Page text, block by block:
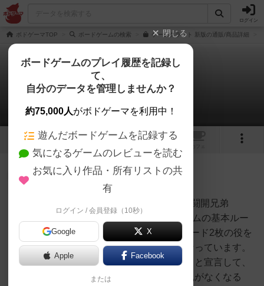
ログイン
ボドゲーマTOP ボードゲームの検索 ゲームクラフト 新版の通販/商品詳細
ゲームクラフト：新版
1件のルール/インスト
5 2
167名 充実
■カードの種類塊玉車剣銃竜獣戦闘開兄弟
SPTSIMSTGACTRPGSPY■ゲームの基本ルー
ル最初は手札1枚から始まり、カード2枚の役を
作ります。テレビゲームが役になっています。
役が完成すると、「ゲーム完成」と宣言して、
また次のゲームを作ります。山札がなくなる
大賢者
閉じる
ボードゲームのプレイ履歴を記録し
て、
自分のデータを管理しませんか？
約75,000人がボドゲーマを利用中！
遊んだボードゲームを記録する
気になるゲームのレビューを読む
お気に入り作品・所有リストの共
有
ログイン / 会員登録（10秒）
Google X
Apple Facebook
または